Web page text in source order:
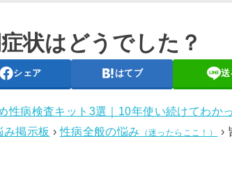
状はどうでした？
シェア はてブ 送
性病検査キット3選｜10年使い続けてわか
み掲示板 › 性病全般の悩み （迷ったらここ！） ›